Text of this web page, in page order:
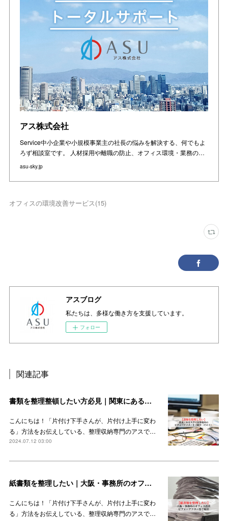
アス株式会社
Service中⼩企業や⼩規模事業主の社⻑の悩みを解決する、何でもよ
ろず相談室です。 ⼈材採⽤や離職の防⽌、オフィス環境・業務の…
asu-sky.jp
オフィスの環境改善サービス(15)
アスブログ
私たちは、多様な働き方を支援しています。
フォロー
関連記事
書類を整理整頓したい方必見｜関東にあるインターナショナルスクール事務所のビフォーアフターをご紹介（その１）
こんにちは！「片付け下手さんが、片付け上手に変わ
る」方法をお伝えしている、整理収納専門のアスで…
2024.07.12 03:00
紙書類を整理したい｜大阪・事務所のオフィス改善ビフォーアフターをご紹介
こんにちは！「片付け下手さんが、片付け上手に変わ
る」方法をお伝えしている、整理収納専門のアスで…